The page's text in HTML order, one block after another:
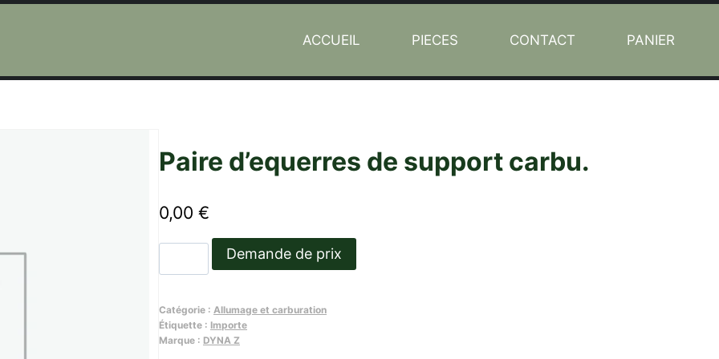
ACCUEIL PIECES CONTACT PANIER
Paire d’equerres de support carbu.
0,00€
de
d'equerres
de
Demande de prix
Catégorie : Allumage et carburation
Étiquette : Importe
Marque : DYNA Z